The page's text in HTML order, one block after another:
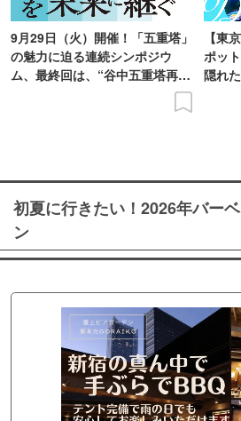
9月29日（火）開催！「五重塔」
の魅力に迫る連続シンポジウ
ム、最終回は、“谷中五重塔再建
【東
ポッ
隠れ
初夏に行きたい！2026年バー
ン